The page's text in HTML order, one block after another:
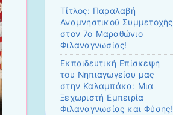
Τίτλος: Παραλαβή
Αναμνηστικού Συμμετοχής
στον 7ο Μαραθώνιο
Φιλαναγνωσίας!
Εκπαιδευτική Επίσκεψη
του Νηπιαγωγείου μας
στην Καλαμπάκα: Μια
Ξεχωριστή Εμπειρία
Φιλαναγνωσίας και Φύσης!